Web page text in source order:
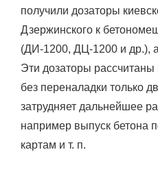
получили дозаторы
Дзержинского к
(ДИ-1200, ДЦ-1200 и др.),
Эти дозаторы
без переналадки только
затрудняет дальнейшее
например выпуск бетона
картам и т. п.